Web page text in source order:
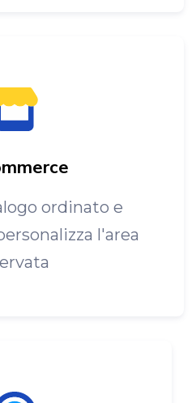
ordinato e
l'area